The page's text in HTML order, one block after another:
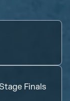
Finals